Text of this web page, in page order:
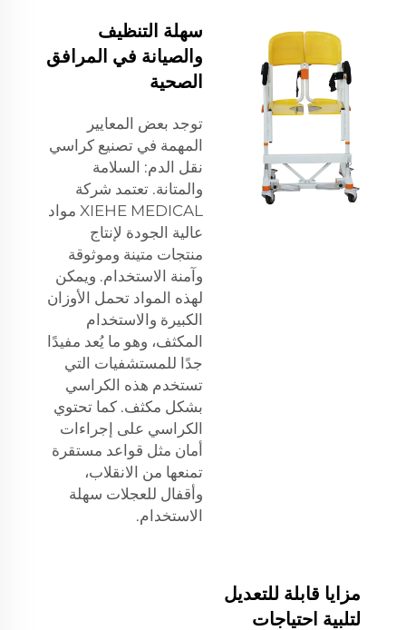
سهلة التنظيف
والصيانة في المرافق
الصحية
توجد بعض المعايير
المهمة في تصنيع كراسي
نقل الدم: السلامة
والمتانة. تعتمد شركة
XIEHE MEDICAL مواد
عالية الجودة لإنتاج
منتجات متينة وموثوقة
وآمنة الاستخدام. ويمكن
لهذه المواد تحمل الأوزان
الكبيرة والاستخدام
المكثف، وهو ما يُعد مفيدًا
جدًا للمستشفيات التي
تستخدم هذه الكراسي
بشكل مكثف. كما تحتوي
الكراسي على إجراءات
أمان مثل قواعد مستقرة
تمنعها من الانقلاب،
وأقفال للعجلات سهلة
الاستخدام.
مزايا قابلة للتعديل
لتلبية احتياجات